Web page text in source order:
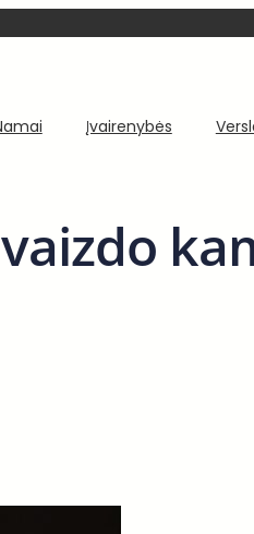
Įvairenybės